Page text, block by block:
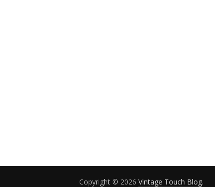
Copyright © 2026 Vintage Touch Blog.